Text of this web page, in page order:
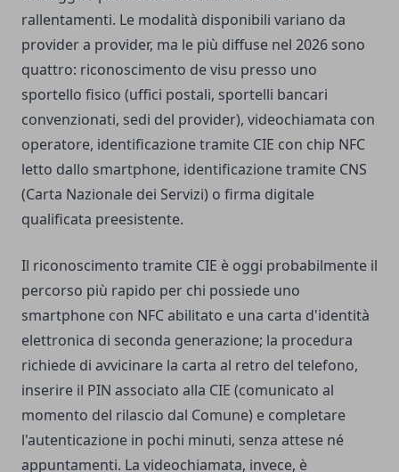
rallentamenti. Le modalità disponibili variano da
provider a provider, ma le più diffuse nel 2026 sono
quattro: riconoscimento de visu presso uno
sportello fisico (uffici postali, sportelli bancari
convenzionati, sedi del provider), videochiamata con
operatore, identificazione tramite CIE con chip NFC
letto dallo smartphone, identificazione tramite CNS
(Carta Nazionale dei Servizi) o firma digitale
qualificata preesistente.
Il riconoscimento tramite CIE è oggi probabilmente il
percorso più rapido per chi possiede uno
smartphone con NFC abilitato e una carta d'identità
elettronica di seconda generazione; la procedura
richiede di avvicinare la carta al retro del telefono,
inserire il PIN associato alla CIE (comunicato al
momento del rilascio dal Comune) e completare
l'autenticazione in pochi minuti, senza attese né
appuntamenti. La videochiamata, invece, è